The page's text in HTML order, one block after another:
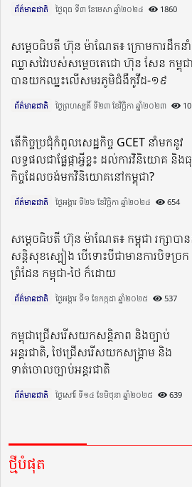
ព័ត៌មានជាតិ ថ្ងៃពុធ ទី៣ ខែមេសា ឆ្នាំ២០២៤​ 1860
សម្តេចធិបតី ហ៊ុន ម៉ាណែត៖ ក្រោមការដឹកន
ឈ្លាសវៃរបស់សម្តេចតេជោ ហ៊ុន សែន កម្ពុជា
បានយកឈ្នះលើសមរភូមិជំងឺកូវីដ-១៩
ព័ត៌មានជាតិ ថ្ងៃព្រហស្បតិ៍ ទី២៣ ខែវិច្ឆិកា ឆ្នាំ២០២៣​
តើកិច្ចប្រជុំកំពូលសេដ្ឋកិច្ច GCET នាំមកនូវ
លទ្ធផលជាផ្លែផ្កាអ្វីខ្លះ ដល់ការវិនិយោគ និងធុ
កិច្ចដែលចង់មកវិនិយោគនៅកម្ពុជា?
ព័ត៌មានជាតិ ថ្ងៃអង្គារ ទី២៦ ខែវិច្ឆិកា ឆ្នាំ២០២៤​ 654
សម្តេចធិបតី ហ៊ុន ម៉ាណែត៖ កម្ពុជា រក្សាបាន
សន្តិសុខស្បៀង បើទោះបីជាមានការបិទច្រក
ព្រំដែន កម្ពុជា-ថៃ ក៏ដោយ
ព័ត៌មានជាតិ ថ្ងៃអង្គារ ទី១ ខែកក្កដា ឆ្នាំ២០២៥​ 537
កម្ពុជាជ្រើសរើសយកសន្តិភាព និងច្បាប់
អន្តរជាតិ, ថៃជ្រើសរើសយកសង្គ្រាម និង
ទាត់ចោលច្បាប់អន្តរជាតិ
ព័ត៌មានជាតិ ថ្ងៃសៅរ៍ ទី១៤ ខែមិថុនា ឆ្នាំ២០២៥​ 639
ថ្មីបំផុត